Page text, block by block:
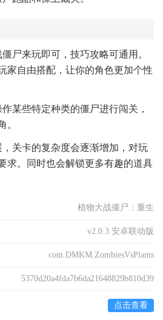
尸来玩即可，技巧攻略可通用。
家自由搭配，让你的角色更加个性
某些特定种类的僵尸进行闯关，
。
关卡的复杂度会逐渐增加，对玩
求。同时也会解锁更多有趣的道具
植物大战僵尸：重生
v2.0.3 安卓联动版
com.DMKM.ZombiesVsPlants
5370d20a4fda7b6da21648829b810d39
点击查看